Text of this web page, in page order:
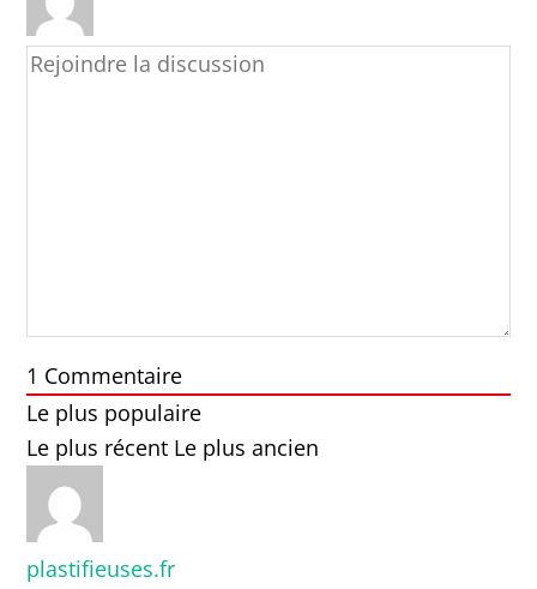
1 Commentaire
Le plus populaire
Le plus récent Le plus ancien
plastifieuses.fr